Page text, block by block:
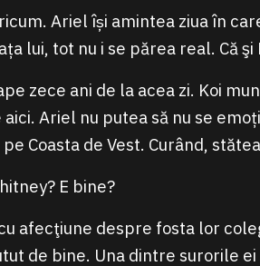
Ariel își amintea ziua în
lui, tot nu i se părea real. Că şi
zece ani de la acea zi. Koi
Ariel nu putea să nu se
Coasta de Vest. Curând,
E bine?
afecţiune despre fosta lor
de bine. Una dintre surorile